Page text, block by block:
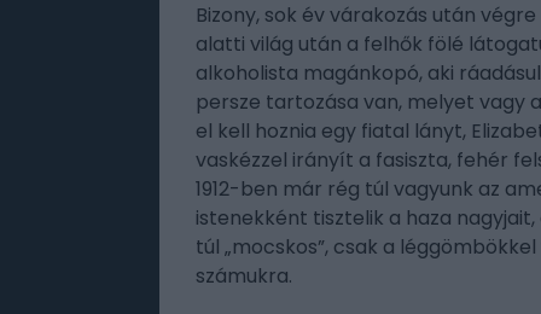
Bizony, sok év várakozás után
alatti világ után a felhők fölé
alkoholista magánkopó, aki
persze tartozása van, melyet vagy
el kell hoznia egy fiatal lányt,
vaskézzel irányít a fasiszta, fehér
1912-ben már rég túl vagyunk az
istenekként tisztelik a haza
túl „mocskos”, csak a
számukra.